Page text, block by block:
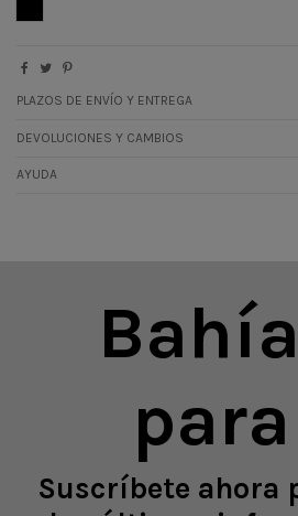
PLAZOS DE ENVÍO Y ENTREGA
DEVOLUCIONES Y CAMBIOS
AYUDA
Suscríbete ahora